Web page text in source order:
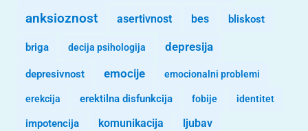
anksioznost asertivnost bes bliskost
briga decija psihologija depresija
depresivnost emocije emocionalni problemi
erekcija erektilna disfunkcija fobije identitet
impotencija komunikacija ljubav